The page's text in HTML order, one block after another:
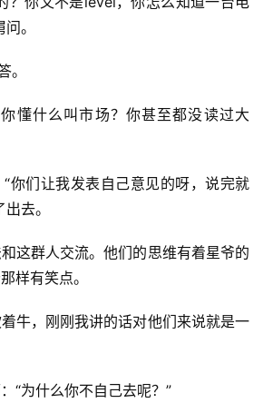
。
。
懂什么叫市场？你甚至都没读过大
你们让我发表自己意见的呀，说完就
去。
这群人交流。他们的思维有着星爷的
样有笑点。
牛，刚刚我讲的话对他们来说就是一
“为什么你不自己去呢？”